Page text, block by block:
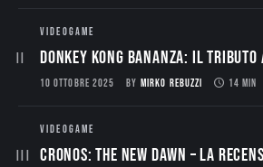
VIDEOGAME
Donkey Kong Bananza: Il Tributo
10 OTTOBRE 2025 BY MIRKO REBUZZI 14 MIN
VIDEOGAME
CRONOS: THE NEW DAWN – La